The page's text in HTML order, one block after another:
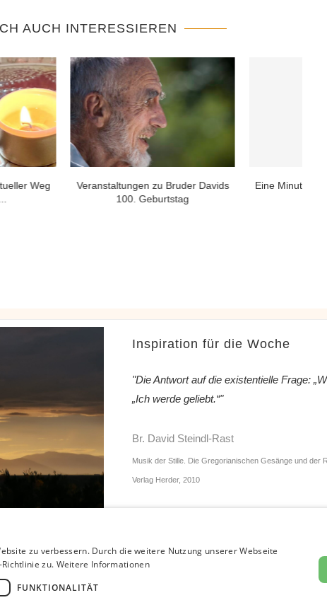
AUCH INTERESSIEREN
Osterbotschaft 2026
Friedensmeditation mit Bruder David
vom 24.04.2022
„Ich werde geliebt.“"
© 2024 | Europäisches Netzwerk Dankbar leben | Umsetzung
zu verbessern. Durch die weitere Nutzung unserer Webseite
zu. Weitere Informationen
FUNKTIONALITÄT